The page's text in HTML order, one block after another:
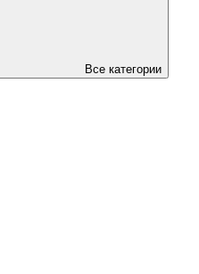
Все категории